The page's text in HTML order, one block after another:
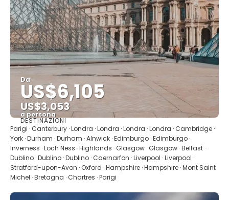
Da
US$6,105
US$3,053
a persona
Vedere
DESTINAZIONI
Parigi · Canterbury · Londra · Londra · Londra · Londra · Cambridge ·
York · Durham · Durham · Alnwick · Edimburgo · Edimburgo ·
Inverness · Loch Ness · Highlands · Glasgow · Glasgow · Belfast ·
Dublino · Dublino · Dublino · Caernarfon · Liverpool · Liverpool ·
Stratford-upon-Avon · Oxford · Hampshire · Hampshire · Mont Saint
Michel · Bretagna · Chartres · Parigi